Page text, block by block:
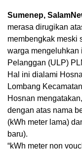
Sumenep,
merasa dirugikan
membengkak meski
warga mengeluhkan
Pelanggan (ULP)
Hal ini dialami
Lombang
Hosnan
dengan atas nama
(kWh meter lama)
baru).
“kWh meter non